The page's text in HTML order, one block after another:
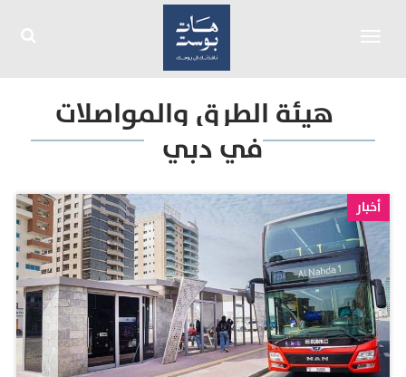
هيئة الطرق والمواصلات
في دبي
أخبار